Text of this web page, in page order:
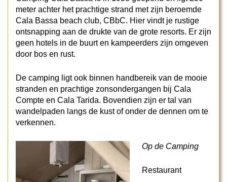
meter achter het prachtige strand met zijn beroemde
Cala Bassa beach club, CBbC. Hier vindt je rustige
ontsnapping aan de drukte van de grote resorts. Er zijn
geen hotels in de buurt en kampeerders zijn omgeven
door bos en rust.
De camping ligt ook binnen handbereik van de mooie
stranden en prachtige zonsondergangen bij Cala
Compte en Cala Tarida. Bovendien zijn er tal van
wandelpaden langs de kust of onder de dennen om te
verkennen.
Op de Camping
Restaurant